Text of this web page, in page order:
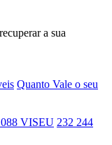
a sua
Quanto Vale o seu
088 VISEU 232 244